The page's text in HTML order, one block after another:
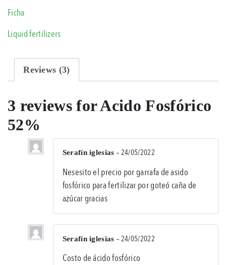
Ficha
Liquid fertilizers
Reviews (3)
3 reviews forAcido Fosfórico
52%
Serafín iglesias– 24/05/2022
Nesesito el precio por garrafa de asido
fosfórico para fertilizar por goteó caña de
azúcar gracias
Serafín iglesias– 24/05/2022
Costo de ácido fosfórico